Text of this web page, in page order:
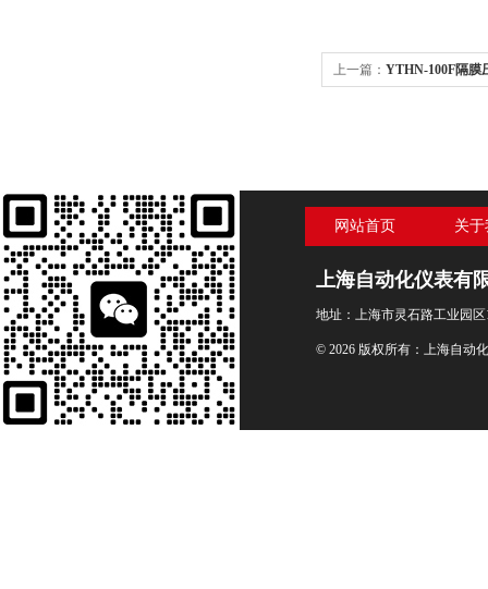
上一篇： YTHN-100F隔膜
网站首页 关
上海自动化仪表有
地址：上海市灵石路工业园区
© 2026 版权所有：上海自动